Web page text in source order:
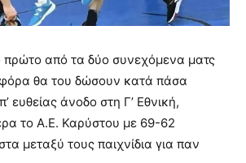
πρώτο από τα δύο συνεχόμενα ματς
θα του δώσουν κατά πάσα
ευθείας άνοδο στη Γ’ Εθνική,
το Α.Ε. Καρύστου με 69-62
μεταξύ τους παιχνίδια για παν